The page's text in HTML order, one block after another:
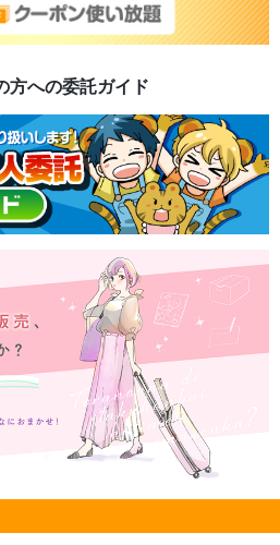
方への委託ガイド